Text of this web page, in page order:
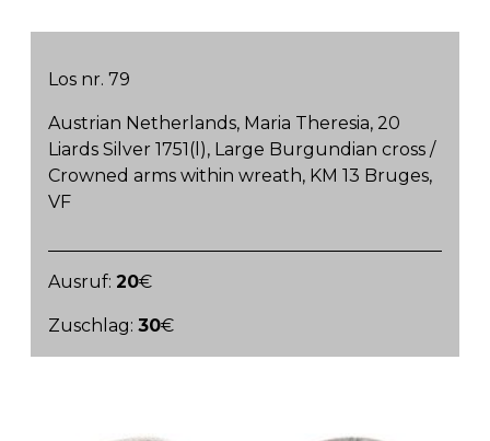
Los nr. 79
Austrian Netherlands, Maria Theresia, 20
Liards Silver 1751(l), Large Burgundian cross /
Crowned arms within wreath, KM 13 Bruges,
VF
Ausruf:20€
Zuschlag:30€